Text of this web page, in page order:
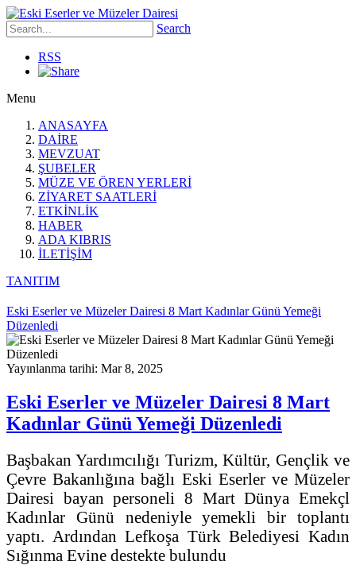
Search
RSS
Menu
ANASAYFA
DAİRE
MEVZUAT
ŞUBELER
MÜZE VE ÖREN YERLERİ
ZİYARET SAATLERİ
ETKİNLİK
HABER
ADA KIBRIS
İLETİŞİM
TANITIM
Eski Eserler ve Müzeler Dairesi 8 Mart Kadınlar Günü Yemeği
Düzenledi
Yayınlanma tarihi: Mar 8, 2025
Eski Eserler ve Müzeler Dairesi 8 Mart
Kadınlar Günü Yemeği Düzenledi
Başbakan Yardımcılığı Turizm, Kültür, Gençlik ve
Çevre Bakanlığına bağlı Eski Eserler ve Müzeler
Dairesi bayan personeli 8 Mart Dünya Emekçl
Kadınlar Günü nedeniyle yemekli bir toplantı
yaptı. Ardından Lefkoşa Türk Belediyesi Kadın
Sığınma Evine destekte bulundu